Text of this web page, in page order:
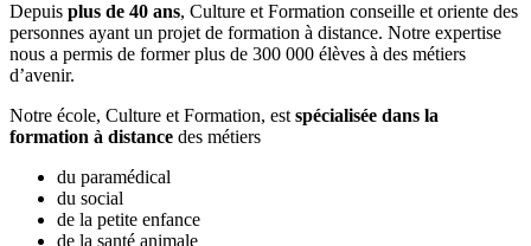
Depuis plus de 40 ans, Culture et Formation conseille et oriente des
personnes ayant un projet de formation à distance. Notre expertise
nous a permis de former plus de 300 000 élèves à des métiers
d’avenir.
Notre école, Culture et Formation, est spécialisée dans la
formation à distance des métiers
du paramédical
du social
de la petite enfance
de la santé animale